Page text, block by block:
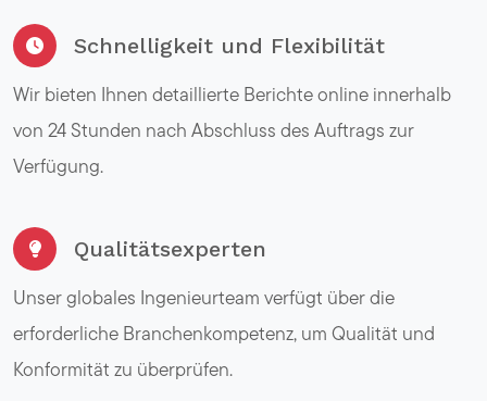
Schnelligkeit und Flexibilität
Wir bieten Ihnen detaillierte Berichte online innerhalb
von 24 Stunden nach Abschluss des Auftrags zur
Verfügung.
Qualitätsexperten
Unser globales Ingenieurteam verfügt über die
erforderliche Branchenkompetenz, um Qualität und
Konformität zu überprüfen.